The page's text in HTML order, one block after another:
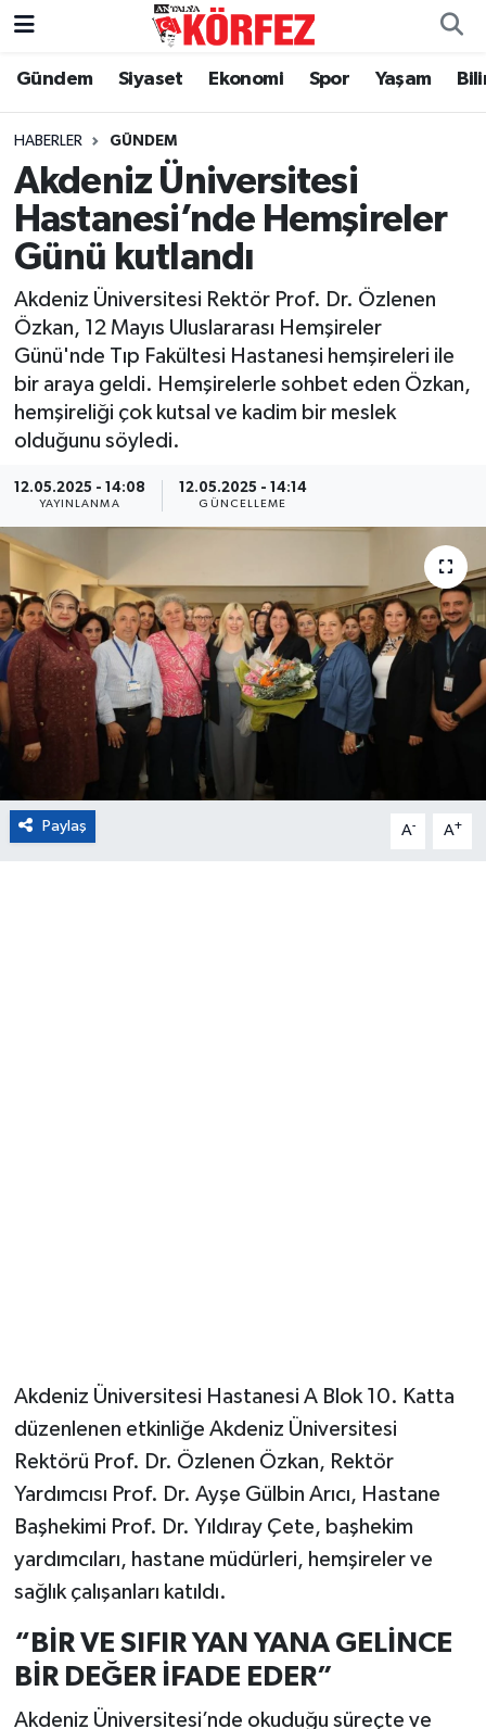
Gündem Siyaset Ekonomi Spor Yaşam
HABERLER GÜNDEM
Akdeniz Üniversitesi
Hastanesi’nde Hemşireler
Günü kutlandı
Akdeniz Üniversitesi Rektör Prof. Dr. Özlenen
Özkan, 12 Mayıs Uluslararası Hemşireler
Günü'nde Tıp Fakültesi Hastanesi hemşireleri ile
bir araya geldi. Hemşirelerle sohbet eden Özkan,
hemşireliği çok kutsal ve kadim bir meslek
olduğunu söyledi.
12.05.2025 - 14:08
YAYINLANMA
12.05.2025 - 14:14
GÜNCELLEME
Paylaş A- A+
Akdeniz Üniversitesi Hastanesi A Blok 10. Katta
düzenlenen etkinliğe Akdeniz Üniversitesi
Rektörü Prof. Dr. Özlenen Özkan, Rektör
Yardımcısı Prof. Dr. Ayşe Gülbin Arıcı, Hastane
Başhekimi Prof. Dr. Yıldıray Çete, başhekim
yardımcıları, hastane müdürleri, hemşireler ve
sağlık çalışanları katıldı.
“BİR VE SIFIR YAN YANA GELİNCE
BİR DEĞER İFADE EDER”
Akdeniz Üniversitesi’nde okuduğu süreçte ve
Gündem
Siyaset
Yerel Yönetim
Ekonomi
Spor
Yaşam
Asayiş
Eğitim
Sağlık
Magazin
Turizm
Çevre
Kültür ve Sanat
Nöbetçi Eczaneler
Hava Durumu
Trafik Durumu
Süper Lig Puan Durumu ve Fikstür
Tüm Manşetler
Son Dakika Haberleri
Haber Arşivi